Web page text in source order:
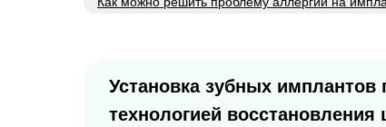
Установка зубных имплантов
технологией восстановления